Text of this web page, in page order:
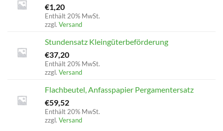
€1,20
Enthält 20% MwSt.
zzgl. Versand
Stundensatz Kleingüterbeförderung
€37,20
Enthält 20% MwSt.
zzgl. Versand
Flachbeutel, Anfasspapier Pergamentersatz
€59,52
Enthält 20% MwSt.
zzgl. Versand